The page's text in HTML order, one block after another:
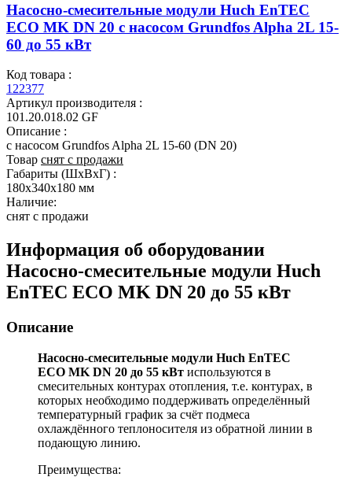
Насосно-смесительные модули Huch EnTEC
ЕСО MK DN 20 с насосом Grundfos Alpha 2L 15-
60 до 55 кВт
Код товара :
122377
Артикул производителя :
101.20.018.02 GF
Описание :
с насосом Grundfos Alpha 2L 15-60 (DN 20)
Товар снят с продажи
Габариты (ШxВxГ) :
180x340x180 мм
Наличие:
снят с продажи
Информация об оборудовании
Насосно-смесительные модули Huch
EnTEC ЕСО MK DN 20 до 55 кВт
Описание
Насосно-смесительные модули Huch EnTEC
ЕСО MK DN 20 до 55 кВт используются в
смесительных контурах отопления, т.е. контурах, в
которых необходимо поддерживать определённый
температурный график за счёт подмеса
охлаждённого теплоносителя из обратной линии в
подающую линию.
Преимущества: